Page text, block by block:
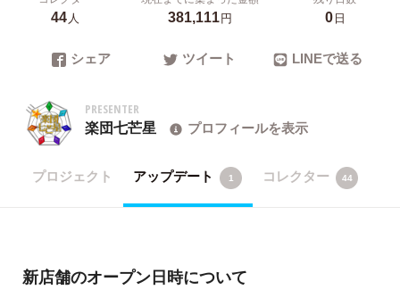
44人 381,111円 0日
シェア ツイート LINEで送る
PRESENTER
楽団七芒星 プロフィールを表示
プロジェクト アップデート 1 コレクター 44
新店舗のオープン日時について